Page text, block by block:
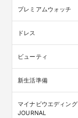
プレミアムウォッチ
ドレス
ビューティ
新生活準備
マイナビウエディング
JOURNAL